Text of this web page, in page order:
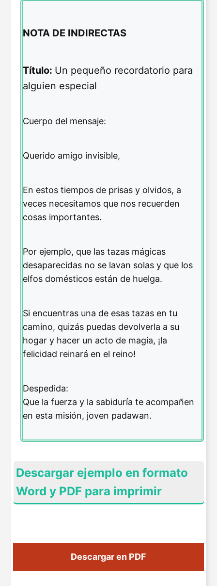
NOTA DE INDIRECTAS
Título: Un pequeño recordatorio para
alguien especial
Cuerpo del mensaje:
Querido amigo invisible,
En estos tiempos de prisas y olvidos, a
veces necesitamos que nos recuerden
cosas importantes.
Por ejemplo, que las tazas mágicas
desaparecidas no se lavan solas y que los
elfos domésticos están de huelga.
Si encuentras una de esas tazas en tu
camino, quizás puedas devolverla a su
hogar y hacer un acto de magia, ¡la
felicidad reinará en el reino!
Despedida:
Que la fuerza y la sabiduría te acompañen
en esta misión, joven padawan.
Descargar ejemplo en formato
Word y PDF para imprimir
Descargar en PDF